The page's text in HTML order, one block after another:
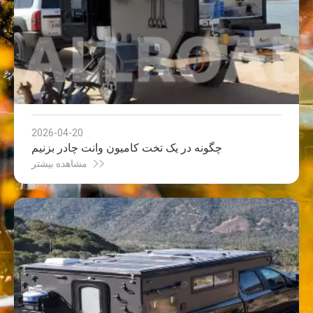
2026-04-20
چگونه در یک تخت کامیون وانت چادر بزنیم
مشاهده بیشتر